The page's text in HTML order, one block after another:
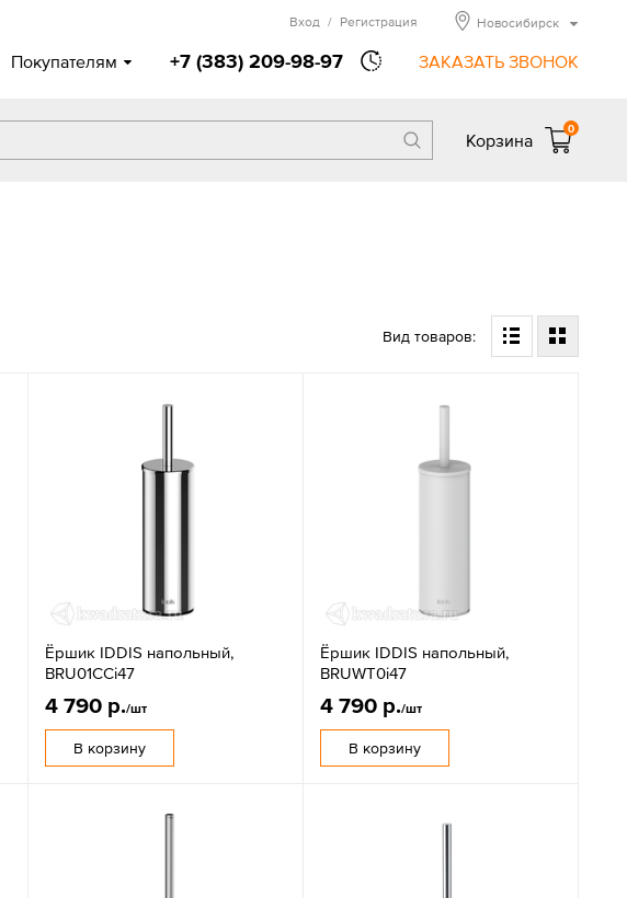
Покупателям +7 (383) 209-98-97 ЗАКАЗАТЬ ЗВОНОК
Вход / Регистрация Новосибирск
Корзина
0
Вид товаров:
Ёршик IDDIS напольный,
BRU01CCi47
4 790 р./шт
В корзину
Ёршик IDDIS напольный,
BRUWT0i47
4 790 р./шт
В корзину